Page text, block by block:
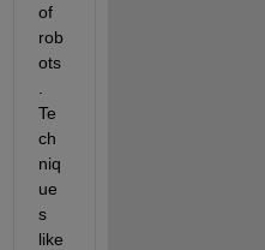
of
rob
ots
Te
ch
niq
ue
s
like